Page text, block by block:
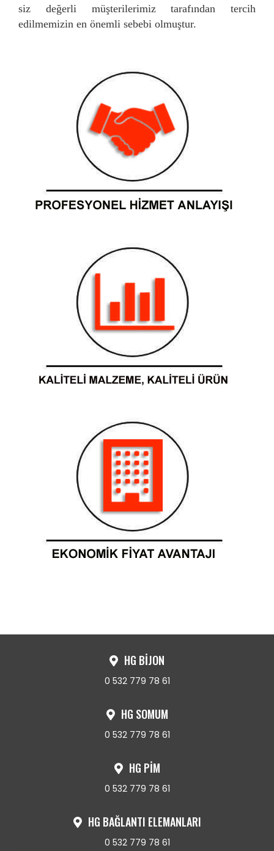
siz değerli müşterilerimiz tarafından tercih
edilmemizin en önemli sebebi olmuştur.
HG BİJON
0 532 779 78 61
HG SOMUM
0 532 779 78 61
HG PİM
0 532 779 78 61
HG BAĞLANTI ELEMANLARI
0 532 779 78 61